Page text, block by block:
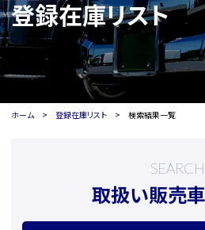
登録在庫リスト
ホーム 登録在庫リスト 検索結果一覧
SEARCH
取扱い販売